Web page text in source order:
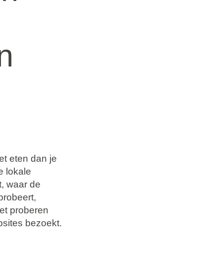
eten dan je
lokale
waar de
proberen
bezoekt.